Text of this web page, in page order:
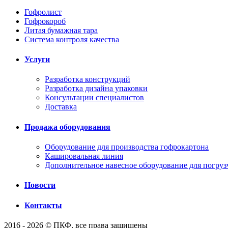
Гофролист
Гофрокороб
Литая бумажная тара
Система контроля качества
Услуги
Разработка конструкций
Разработка дизайна упаковки
Консультации специалистов
Доставка
Продажа оборудования
Оборудование для производства гофрокартона
Кашировальная линия
Дополнительное навесное оборудование для
Новости
Контакты
2016 - 2026 © ПКФ, все права защищены